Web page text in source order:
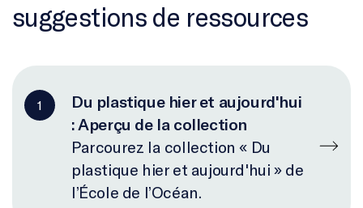
suggestions de ressources
1
Du plastique hier et aujourd'hui
: Aperçu de la collection
Parcourez la collection « Du
plastique hier et aujourd'hui » de
l’École de l’Océan.